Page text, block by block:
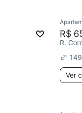
R$
R.
149
Ver